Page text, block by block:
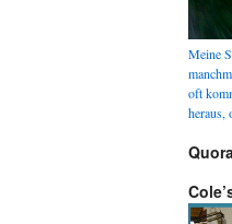
Meine
oft
heraus,